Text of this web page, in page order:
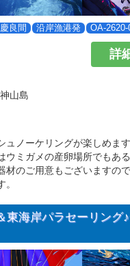
慶良間 沿岸漁港発 OA-2620-
山島
詳
ュノーケリングが楽しめま
ウミガメの産卵場所でもあ
材のご用意もございますの
東海岸パラセーリング